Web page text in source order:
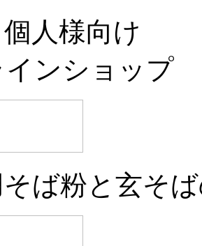
人様向け
ンショップ
ば粉と玄そ